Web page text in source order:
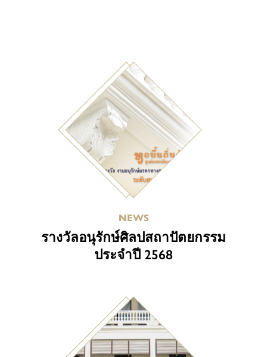
NEWS
รางวัลอนุรักษ์ศิลปสถาปัตยกรรม
ประจำปี 2568